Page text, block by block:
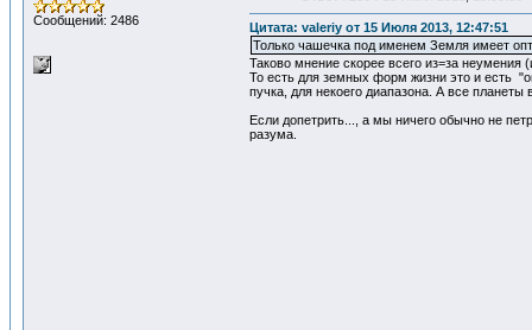
Сообщений: 2486
Цитата: valeriy от 15 Июля 2013, 12:47:51
Только чашечка под именем Земля имеет
Таково мнение скорее всего из=за
То есть для земных форм жизни это и есть
пучка, для некоего диапазона. А все
Если допетрить..., а мы ничего обычно не
разума.